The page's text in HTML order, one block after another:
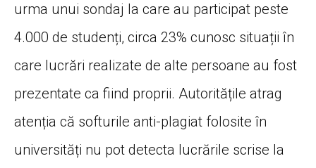
urma unui sondaj la care au participat peste
4.000 de studenți, circa 23% cunosc situații în
care lucrări realizate de alte persoane au fost
prezentate ca fiind proprii. Autoritățile atrag
atenția că softurile anti-plagiat folosite în
universități nu pot detecta lucrările scrise la